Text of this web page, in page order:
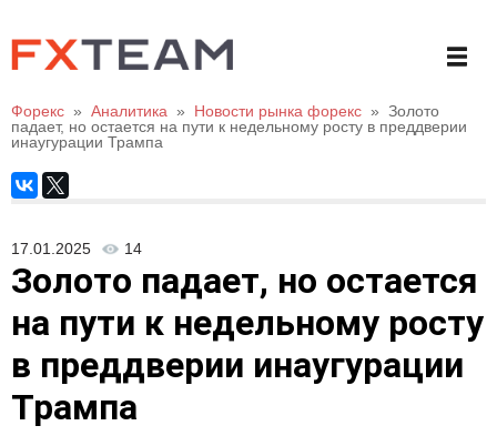
Форекс » Аналитика » Новости рынка форекс » Золото
падает, но остается на пути к недельному росту в преддверии
инаугурации Трампа
17.01.2025 14
Золото падает, но остается
на пути к недельному росту
в преддверии инаугурации
Трампа